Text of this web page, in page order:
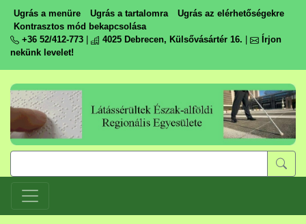
Ugrás a menüre Ugrás a tartalomra
Ugrás az elérhetőségekre
Kontrasztos mód bekapcsolása
+36 52/412-773
4025 Debrecen, Külsővásártér 16.
Írjon
nekünk levelet!